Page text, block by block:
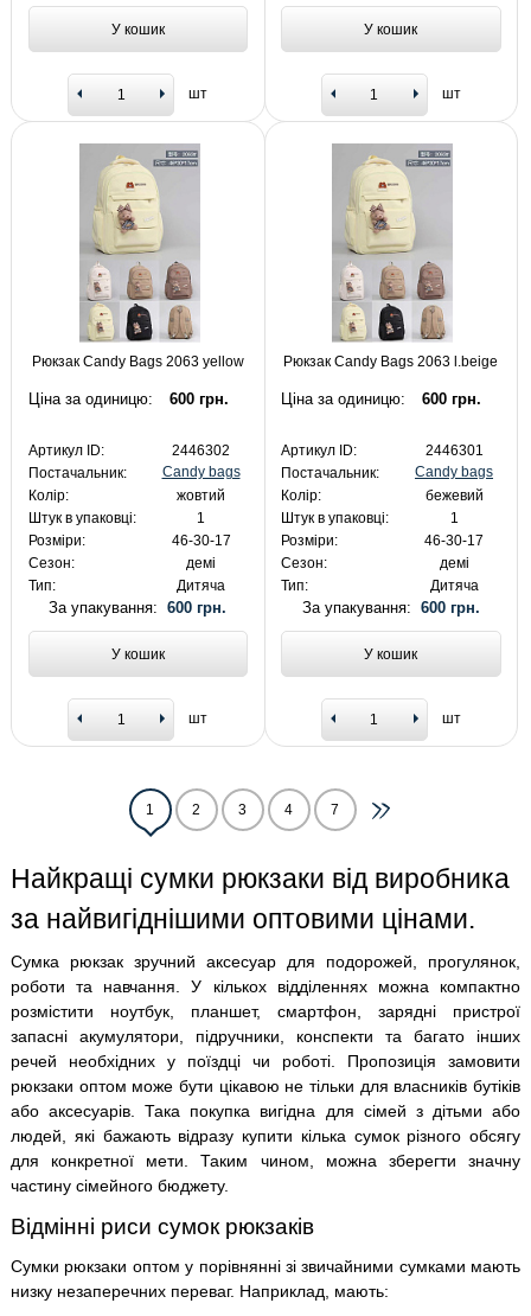
У кошик
шт
У кошик
шт
Рюкзак Candy Bags 2063 yellow
Ціна за одиницю: 600 грн.
Артикул ID:
2446302
Постачальник:
Candy bags
Колір:
жовтий
Штук в упаковці:
1
Розміри:
46-30-17
Сезон:
демі
Тип:
Дитяча
За упакування:600 грн.
У кошик
шт
Рюкзак Candy Bags 2063 l.beige
Ціна за одиницю: 600 грн.
Артикул ID:
2446301
Постачальник:
Candy bags
Колір:
бежевий
Штук в упаковці:
1
Розміри:
46-30-17
Сезон:
демі
Тип:
Дитяча
За упакування: 600 грн.
У кошик
шт
1 2 3 4 7
Найкращі сумки рюкзаки від виробника
за найвигіднішими оптовими цінами.
Сумка рюкзак зручний аксесуар для подорожей, прогулянок,
роботи та навчання. У кількох відділеннях можна компактно
розмістити ноутбук, планшет, смартфон, зарядні пристрої
запасні акумулятори, підручники, конспекти та багато інших
речей необхідних у поїздці чи роботі. Пропозиція замовити
рюкзаки оптом може бути цікавою не тільки для власників бутіків
або аксесуарів. Така покупка вигідна для сімей з дітьми або
людей, які бажають відразу купити кілька сумок різного обсягу
для конкретної мети. Таким чином, можна зберегти значну
частину сімейного бюджету.
Відмінні риси сумок рюкзаків
Сумки рюкзаки оптом у порівнянні зі звичайними сумками мають
низку незаперечних переваг. Наприклад, мають: